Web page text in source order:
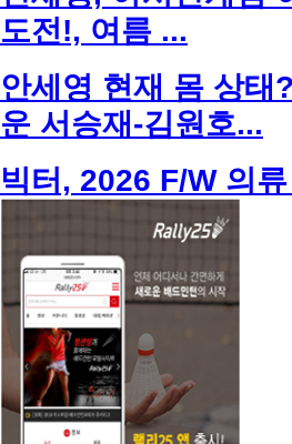
도전!, 여름 ...
안세영 현재 몸 상태
운 서승재-김원호...
빅터, 2026 F/W 의